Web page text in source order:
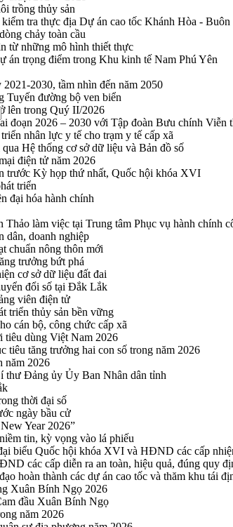
trồng thủy sản
tra thực địa Dự án cao tốc Khánh Hòa -
chảy toàn cầu
từ những mô hình thiết thực
án trọng điểm trong Khu kinh tế Nam Phú Yên
2030, tầm nhìn đến năm 2050
Tuyến đường bộ ven biển
lên trong Quý II/2026
đoạn 2026 – 2030 với Tập đoàn Bưu chính Viễn
nhân lực y tế cho trạm y tế cấp xã
Hệ thống cơ sở dữ liệu và Bản đồ số
điện tử năm 2026
trước Kỳ họp thứ nhất, Quốc hội khóa XVI
triển
đại hóa hành chính
làm việc tại Trung tâm Phục vụ hành chính
dân, doanh nghiệp
chuẩn nông thôn mới
trưởng bứt phá
cơ sở dữ liệu đất đai
đổi số tại Đắk Lắk
viên điện tử
triển thủy sản bền vững
cán bộ, công chức cấp xã
dùng Việt Nam 2026
tiêu tăng trưởng hai con số trong năm 2026
năm 2026
Đảng ủy Ủy Ban Nhân dân tỉnh
thời đại số
ngày bầu cử
Year 2026”
tin, kỳ vọng vào lá phiếu
biểu Quốc hội khóa XVI và HĐND các cấp
các cấp diễn ra an toàn, hiệu quả, đúng quy
hoàn thành các dự án cao tốc và thăm khu tái
Xuân Bính Ngọ 2026
đầu Xuân Bính Ngọ
năm 2026